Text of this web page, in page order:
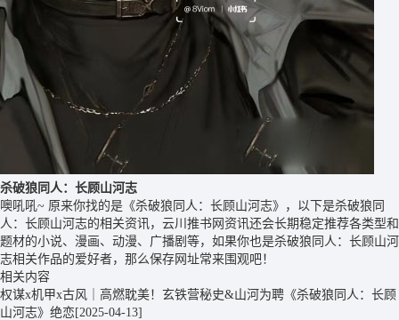
杀破狼同人：长顾山河志
噢吼吼~ 原来你找的是《杀破狼同人：长顾山河志》，以下是杀破狼同
人：长顾山河志的相关资讯，云川推书网资讯还会长期稳定推荐各类型和
题材的小说、漫画、动漫、广播剧等，如果你也是杀破狼同人：长顾山河
志相关作品的爱好者，那么保存网址常来围观吧！
相关内容
权谋x机甲x古风｜高燃耽美！玄铁营秘史&山河为聘《杀破狼同人：长顾
山河志》绝恋 [2025-04-13]